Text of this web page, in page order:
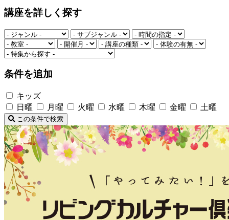
講座を詳しく探す
条件を追加
キッズ
日曜
月曜 火曜 水曜 木曜 金曜 土曜
この条件で検索